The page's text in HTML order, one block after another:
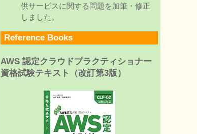
供サービスに関する問題を加筆・修正
しました。
Reference Books
AWS 認定クラウドプラクティショナー
資格試験テキスト（改訂第3版）